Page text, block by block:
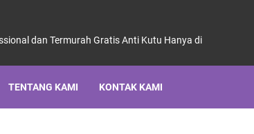
dan Termurah Gratis Anti Kutu Hanya di
TENTANG KAMI KONTAK KAMI